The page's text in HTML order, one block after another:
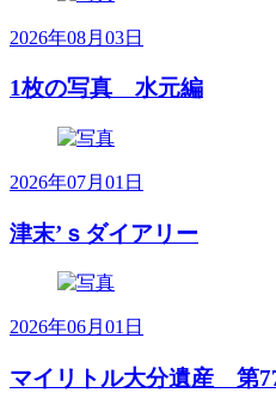
2026年08月03日
1枚の写真 水元編
2026年07月01日
津末’ｓダイアリー
2026年06月01日
マイリトル大分遺産 第